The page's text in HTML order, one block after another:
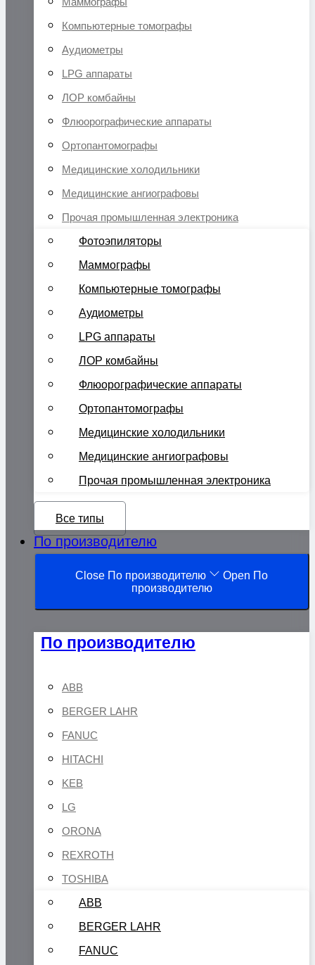
Компьютерные томографы
Аудиометры
LPG аппараты
ЛОР комбайны
Флюорографические аппараты
Ортопантомографы
Медицинские холодильники
Медицинские ангиографовы
Прочая промышленная электроника
Фотоэпиляторы
Маммографы
Компьютерные томографы
Аудиометры
LPG аппараты
ЛОР комбайны
Флюорографические аппараты
Ортопантомографы
Медицинские холодильники
Медицинские ангиографовы
Прочая промышленная электроника
Все типы
По производителю
Close По производителю
Open По
производителю
По производителю
ABB
BERGER LAHR
FANUC
HITACHI
KEB
LG
ORONA
REXROTH
TOSHIBA
ABB
BERGER LAHR
FANUC